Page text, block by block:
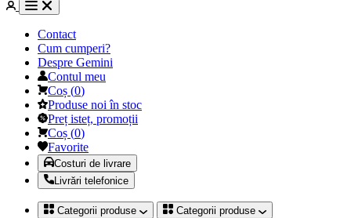
Contact
Cum cumperi?
Despre Gemini
Contul meu
Coș (0)
Produse noi în stoc
Preț isteț, promoții
Coș (0)
Favorite
Costuri de livrare
Livrări telefonice
Categorii produse Categorii produse